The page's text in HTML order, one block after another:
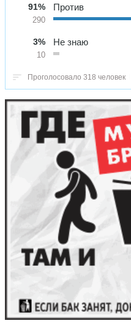
91%
290
Против
3%
10
Не знаю
Проголосовало 318 человек